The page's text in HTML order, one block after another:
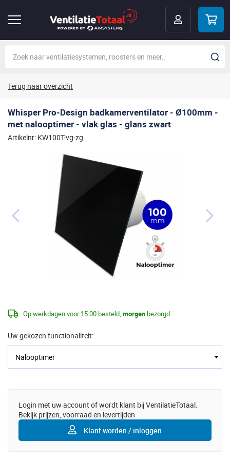
Terug naar overzicht
Whisper Pro-Design badkamerventilator - Ø100mm -
met nalooptimer - vlak glas - glans zwart
Artikelnr: KW100T-vg-zg
Op werkdagen voor 15:00 besteld, morgenbezorgd
Uw gekozen functionaliteit:
Login met uw account of wordt klant bij VentilatieTotaal.
Bekijk prijzen, voorraad en levertijden.
Klant worden / inloggen